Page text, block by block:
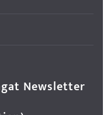
Newsletter